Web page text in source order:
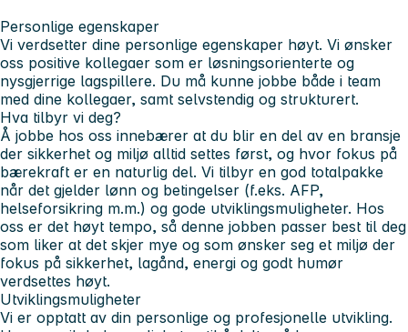
Personlige egenskaper
Vi verdsetter dine personlige egenskaper høyt. Vi ønsker
oss positive kollegaer som er løsningsorienterte og
nysgjerrige lagspillere. Du må kunne jobbe både i team
med dine kollegaer, samt selvstendig og strukturert.
Hva tilbyr vi deg?
Å jobbe hos oss innebærer at du blir en del av en bransje
der sikkerhet og miljø alltid settes først, og hvor fokus på
bærekraft er en naturlig del. Vi tilbyr en god totalpakke
når det gjelder lønn og betingelser (f.eks. AFP,
helseforsikring m.m.) og gode utviklingsmuligheter. Hos
oss er det høyt tempo, så denne jobben passer best til deg
som liker at det skjer mye og som ønsker seg et miljø der
fokus på sikkerhet, lagånd, energi og godt humør
verdsettes høyt.
Utviklingsmuligheter
Vi er opptatt av din personlige og profesjonelle utvikling.